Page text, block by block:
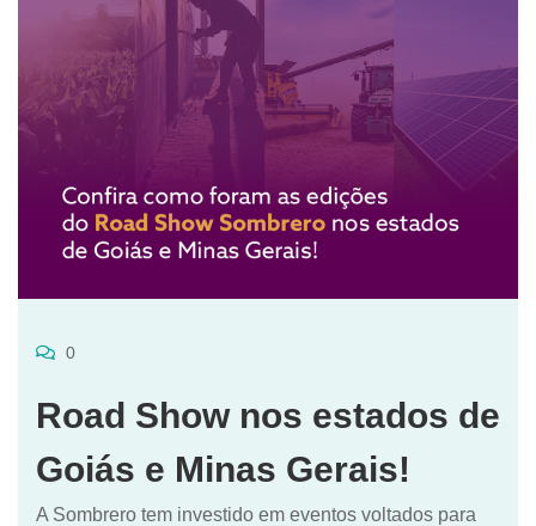
0
Road Show nos estados de
Goiás e Minas Gerais!
A Sombrero tem investido em eventos voltados para